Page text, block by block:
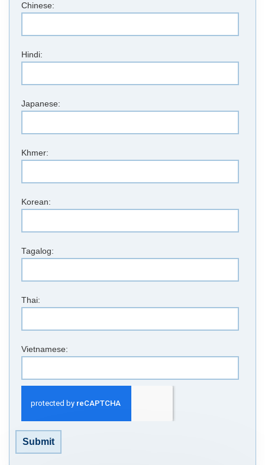
Chinese:
Hindi:
Japanese:
Khmer:
Korean:
Tagalog:
Thai:
Vietnamese:
Submit